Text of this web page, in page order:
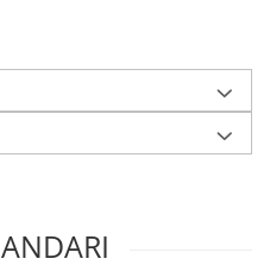
integrare si unificare a gandirii
pamantesc.
prezenta energiei cinci-
ceea ce va va permite sa
trezire a constiintei fata de a
profund abilitatea de a va